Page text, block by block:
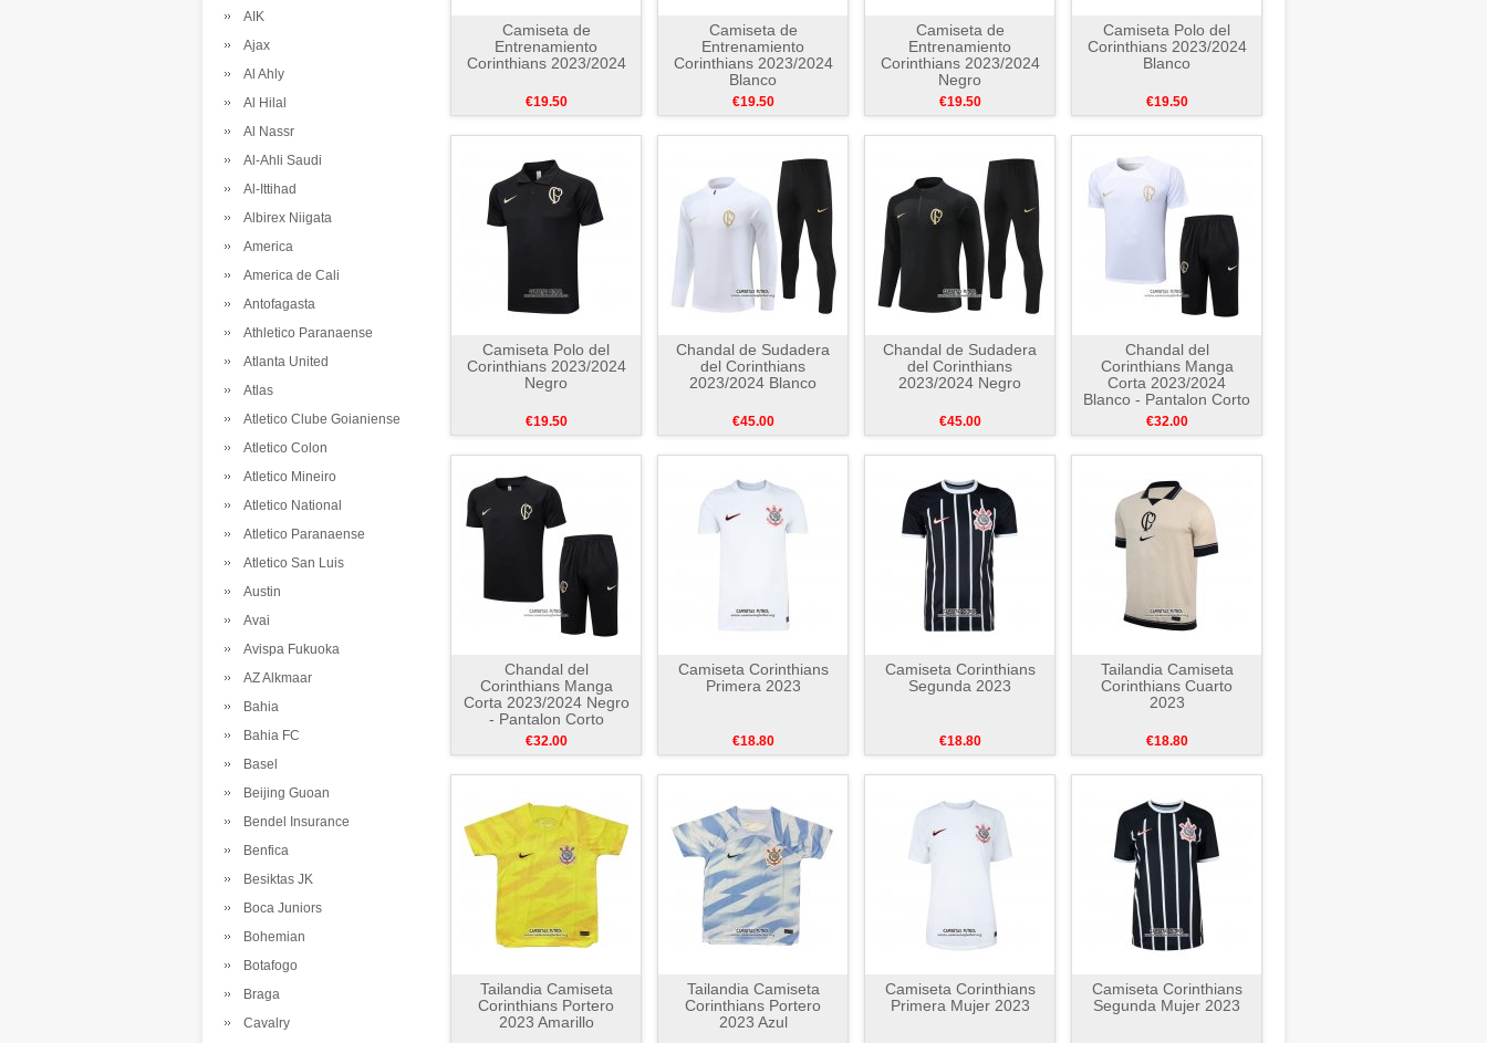
AIK
Ajax
Al Ahly
Al Hilal
Al Nassr
Al-Ahli Saudi
Al-Ittihad
Albirex Niigata
America
America de Cali
Antofagasta
Athletico Paranaense
Atlanta United
Atlas
Atletico Clube Goianiense
Atletico Colon
Atletico Mineiro
Atletico National
Atletico Paranaense
Atletico San Luis
Austin
Avai
Avispa Fukuoka
AZ Alkmaar
Bahia
Bahia FC
Basel
Beijing Guoan
Bendel Insurance
Benfica
Besiktas JK
Boca Juniors
Bohemian
Botafogo
Braga
Cavalry
Camiseta de
Entrenamiento
Corinthians 2023/2024
€19.50
Camiseta de
Entrenamiento
Corinthians 2023/2024
Blanco
€19.50
Camiseta de
Entrenamiento
Corinthians 2023/2024
Negro
€19.50
Camiseta Polo del
Corinthians 2023/2024
Blanco
€19.50
Camiseta Polo del
Corinthians 2023/2024
Negro
€19.50
Chandal de Sudadera
del Corinthians
2023/2024 Blanco
€45.00
Chandal de Sudadera
del Corinthians
2023/2024 Negro
€45.00
Chandal del
Corinthians Manga
Corta 2023/2024
Blanco - Pantalon Corto
€32.00
Chandal del
Corinthians Manga
Corta 2023/2024 Negro
- Pantalon Corto
€32.00
Camiseta Corinthians
Primera 2023
€18.80
Camiseta Corinthians
Segunda 2023
€18.80
Tailandia Camiseta
Corinthians Cuarto
2023
€18.80
Tailandia Camiseta
Corinthians Portero
2023 Amarillo
Tailandia Camiseta
Corinthians Portero
2023 Azul
Camiseta Corinthians
Primera Mujer 2023
Camiseta Corinthians
Segunda Mujer 2023